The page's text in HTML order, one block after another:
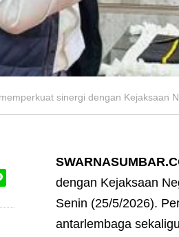
sinergi dengan Kejaksaan
dengan Kejaksaan
Senin (25/5/2026).
antarlembaga